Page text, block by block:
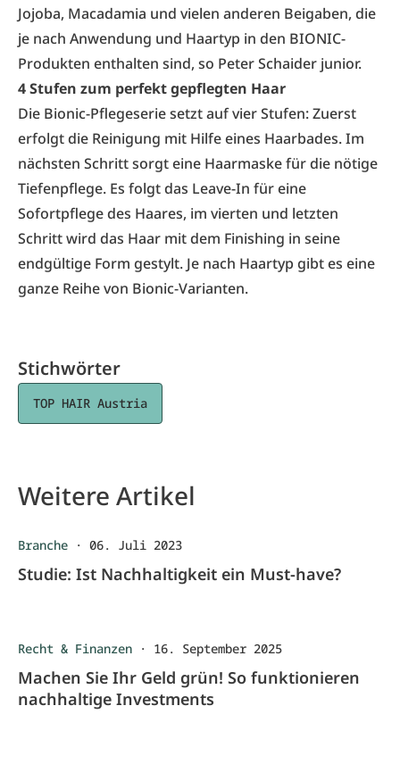
Jojoba, Macadamia und vielen anderen Beigaben, die
je nach Anwendung und Haartyp in den BIONIC-
Produkten enthalten sind, so Peter Schaider junior.
4 Stufen zum perfekt gepflegten Haar
Die Bionic-Pflegeserie setzt auf vier Stufen: Zuerst
erfolgt die Reinigung mit Hilfe eines Haarbades. Im
nächsten Schritt sorgt eine Haarmaske für die nötige
Tiefenpflege. Es folgt das Leave-In für eine
Sofortpflege des Haares, im vierten und letzten
Schritt wird das Haar mit dem Finishing in seine
endgültige Form gestylt. Je nach Haartyp gibt es eine
ganze Reihe von Bionic-Varianten.
Stichwörter
TOP HAIR Austria
Weitere Artikel
Branche · 06. Juli 2023
Studie: Ist Nachhaltigkeit ein Must-have?
Recht & Finanzen · 16. September 2025
Machen Sie Ihr Geld grün! So funktionieren
nachhaltige Investments